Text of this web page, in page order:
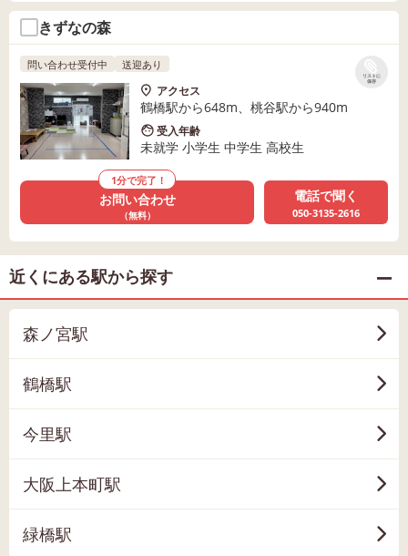
きずなの森
リストに
保存
問い合わせ受付中 送迎あり
アクセス
鶴橋駅から648m、桃谷駅から940m
受入年齢
未就学 小学生 中学生 高校生
1分で完了！
お問い合わせ
（無料）
電話で聞く
050-3135-2616
近くにある駅から探す
森ノ宮駅
鶴橋駅
今里駅
大阪上本町駅
緑橋駅